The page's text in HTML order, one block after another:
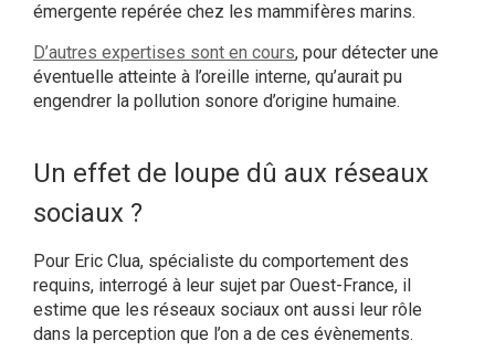
émergente repérée chez les mammifères marins.
D’autres expertises sont en cours, pour détecter une
éventuelle atteinte à l’oreille interne, qu’aurait pu
engendrer la pollution sonore d’origine humaine.
Un effet de loupe dû aux réseaux
sociaux ?
Pour Eric Clua, spécialiste du comportement des
requins, interrogé à leur sujet par Ouest-France, il
estime que les réseaux sociaux ont aussi leur rôle
dans la perception que l’on a de ces évènements.